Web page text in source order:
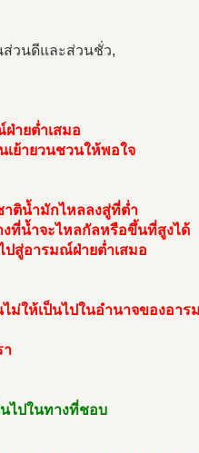
ส่วนดีและส่วนชั่ว,
ายต่ำเสมอ
ย้ายวนชวนให้พอใจ
าติน้ำมักไหลลงสู่ที่ต่ำ
ที่น้ำจะไหลกัลหรือขึ้นที่สูงได้
ปสู่อารมณ์ฝ่ายต่ำเสมอ
ม่ให้เป็นไปในอำนาจของอา
า
นไปในทางที่ชอบ